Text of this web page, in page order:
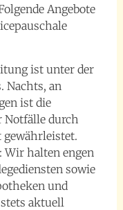
Angebote
ist unter der
Nachts, an
ist die
Notfälle durch
Wir halten engen
sowie
und
aktuell